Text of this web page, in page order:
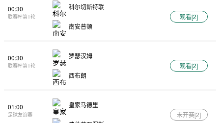
00:30
联赛杯第1轮
科尔切斯特联
南安普顿
观看[2]
00:30
联赛杯第1轮
罗瑟汉姆
西布朗
观看[2]
01:00
足球友谊赛
皇家马德里
未开赛[2]